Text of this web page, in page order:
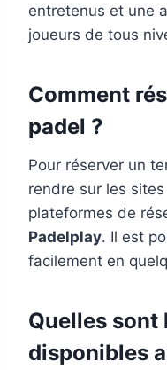
entretenus et une
joueurs de tous
Comment
padel ?
Pour réserver un
rendre sur les
plateformes de
Padelplay. Il est
facilement en
Quelles
disponibles